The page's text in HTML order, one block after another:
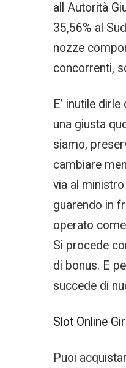
all Autorità
35,56% al
nozze
concorrenti,
E’ inutile
una giusta
siamo,
cambiare
via al
guarendo in
operato
Si procede
di bonus. E
succede di
Slot Online
Puoi